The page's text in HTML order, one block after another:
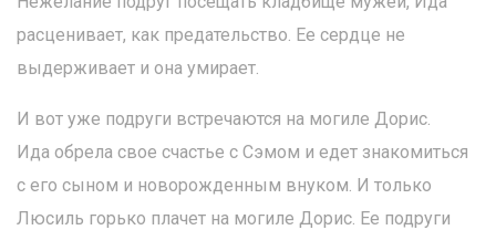
расценивает, как предательство. Ее сердце не
выдерживает и она умирает.
И вот уже подруги встречаются на могиле Дорис.
Ида обрела свое счастье с Сэмом и едет знакомиться
с его сыном и новорожденным внуком. И только
Люсиль горько плачет на могиле Дорис. Ее подруги